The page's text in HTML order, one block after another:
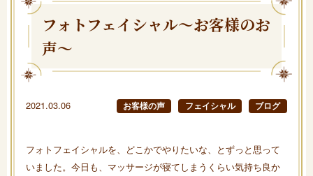
フォトフェイシャル～お客様のお
声～
2021.03.06 お客様の声 フェイシャル ブログ
フォトフェイシャルを、どこかでやりたいな、とずっと思って
いました。今日も、マッサージが寝てしまうくらい気持ち良か